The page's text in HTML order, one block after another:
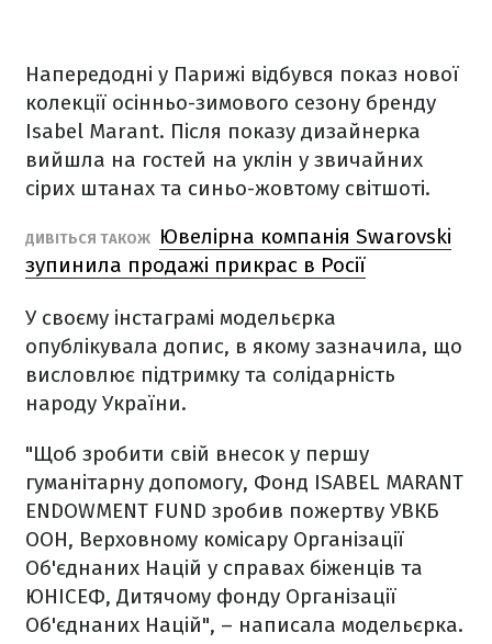
Напередодні у Парижі відбувся показ нової
колекції осінньо-зимового сезону бренду
Isabel Marant. Після показу дизайнерка
вийшла на гостей на уклін у звичайних
сірих штанах та синьо-жовтому світшоті.
ДИВІТЬСЯ ТАКОЖ
Ювелірна компанія Swarovski
зупинила продажі прикрас в Росії
У своєму інстаграмі модельєрка
опублікувала допис, в якому зазначила, що
висловлює підтримку та солідарність
народу України.
"Щоб зробити свій внесок у першу
гуманітарну допомогу, Фонд ISABEL MARANT
ENDOWMENT FUND зробив пожертву УВКБ
ООН, Верховному комісару Організації
Об'єднаних Націй у справах біженців та
ЮНІСЕФ, Дитячому фонду Організації
Об'єднаних Націй", – написала модельєрка.